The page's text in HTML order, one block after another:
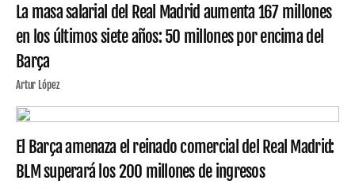
La masa salarial del Real Madrid aumenta 167 millones
en los últimos siete años: 50 millones por encima del
Barça
Artur López
El Barça amenaza el reinado comercial del Real Madrid:
BLM superará los 200 millones de ingresos